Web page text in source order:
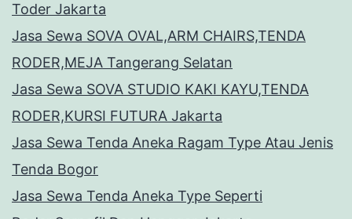
Toder Jakarta
Jasa Sewa SOVA OVAL,ARM CHAIRS,TENDA
RODER,MEJA Tangerang Selatan
Jasa Sewa SOVA STUDIO KAKI KAYU,TENDA
RODER,KURSI FUTURA Jakarta
Jasa Sewa Tenda Aneka Ragam Type Atau Jenis
Tenda Bogor
Jasa Sewa Tenda Aneka Type Seperti